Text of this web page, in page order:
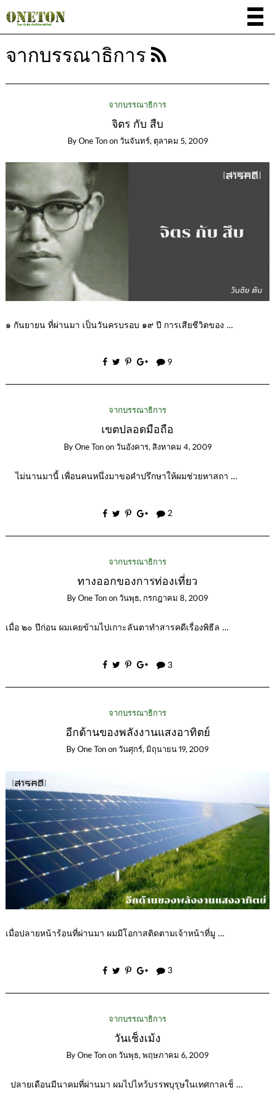
จากบรรณาธิการ
จากบรรณาธิการ
จิตร กับ สืบ
By One Ton on วันจันทร์, ตุลาคม 5, 2009
๑ กันยายน ที่ผ่านมา เป็นวันครบรอบ ๑๙ ปี การเสียชีวิตของ …
9
จากบรรณาธิการ
เขตปลอดมือถือ
By One Ton on วันอังคาร, สิงหาคม 4, 2009
ไม่นานมานี้ เพื่อนคนหนึ่งมาขอคำปรึกษาให้ผมช่วยหาสถา …
2
จากบรรณาธิการ
ทางออกของการท่องเที่ยว
By One Ton on วันพุธ, กรกฎาคม 8, 2009
เมื่อ ๒๐ ปีก่อน ผมเคยข้ามไปเกาะลันตาทำสารคดีเรื่องพิธีล …
3
จากบรรณาธิการ
อีกด้านของพลังงานแสงอาทิตย์
By One Ton on วันศุกร์, มิถุนายน 19, 2009
เมื่อปลายหน้าร้อนที่ผ่านมา ผมมีโอกาสติดตามเจ้าหน้าที่มู …
3
จากบรรณาธิการ
วันเช็งเม้ง
By One Ton on วันพุธ, พฤษภาคม 6, 2009
ปลายเดือนมีนาคมที่ผ่านมา ผมไปไหว้บรรพบุรุษในเทศกาลเช็ …